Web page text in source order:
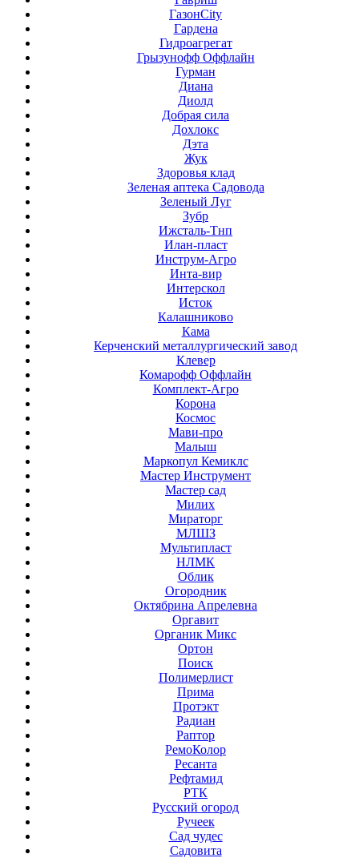
ГазонCity
Гардена
Гидроагрегат
Грызунофф Оффлайн
Гурман
Диана
Диолд
Добрая сила
Дохлокс
Дэта
Жук
Здоровья клад
Зеленая аптека Садовода
Зеленый Луг
Зубр
Ижсталь-Тнп
Илан-пласт
Инструм-Агро
Инта-вир
Интерскол
Исток
Калашниково
Кама
Керченский металлургический завод
Клевер
Комарофф Оффлайн
Комплект-Агро
Корона
Космос
Мави-про
Малыш
Маркопул Кемиклс
Мастер Инструмент
Мастер сад
Милих
Мираторг
МЛШЗ
Мультипласт
НЛМК
Облик
Огородник
Октябрина Апрелевна
Оргавит
Органик Микс
Ортон
Поиск
Полимерлист
Прима
Протэкт
Радиан
Раптор
РемоКолор
Ресанта
Рефтамид
РТК
Русский огород
Ручеек
Сад чудес
Садовита